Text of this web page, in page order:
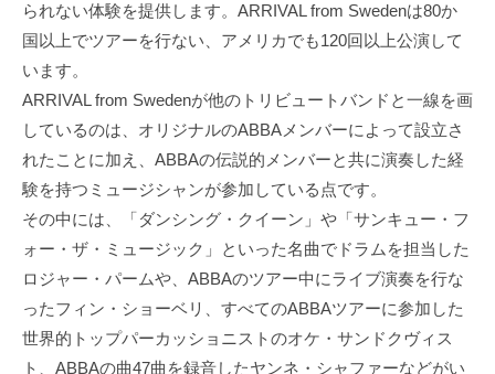
られない体験を提供します。ARRIVAL from Swedenは80か
国以上でツアーを行ない、アメリカでも120回以上公演して
います。
ARRIVAL from Swedenが他のトリビュートバンドと一線を画
しているのは、オリジナルのABBAメンバーによって設立さ
れたことに加え、ABBAの伝説的メンバーと共に演奏した経
験を持つミュージシャンが参加している点です。
その中には、「ダンシング・クイーン」や「サンキュー・フ
ォー・ザ・ミュージック」といった名曲でドラムを担当した
ロジャー・パームや、ABBAのツアー中にライブ演奏を行な
ったフィン・ショーベリ、すべてのABBAツアーに参加した
世界的トップパーカッショニストのオケ・サンドクヴィス
ト、ABBAの曲47曲を録音したヤンネ・シャファーなどがい